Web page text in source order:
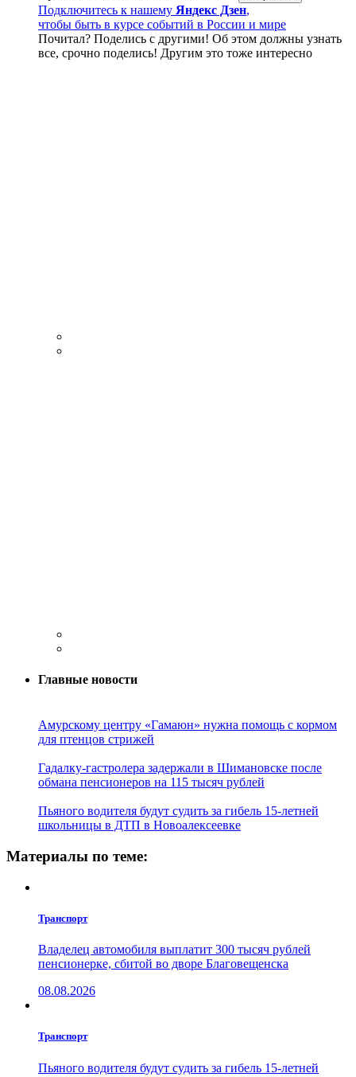
Подключитесь к нашему Яндекс Дзен,
чтобы быть в курсе событий в России и мире
Почитал? Поделись с другими! Об этом должны узнать
все, срочно поделись! Другим это тоже интересно
Главные новости
Амурскому центру «Гамаюн» нужна помощь с кормом
для птенцов стрижей
Гадалку-гастролера задержали в Шимановске после
обмана пенсионеров на 115 тысяч рублей
Пьяного водителя будут судить за гибель 15-летней
школьницы в ДТП в Новоалексеевке
Материалы по теме:
Транспорт
Владелец автомобиля выплатит 300 тысяч рублей
пенсионерке, сбитой во дворе Благовещенска
08.08.2026
Транспорт
Пьяного водителя будут судить за гибель 15-летней